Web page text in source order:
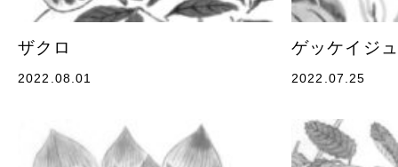
ザクロ
2022.08.01
ゲッケイジュ
2022.07.25